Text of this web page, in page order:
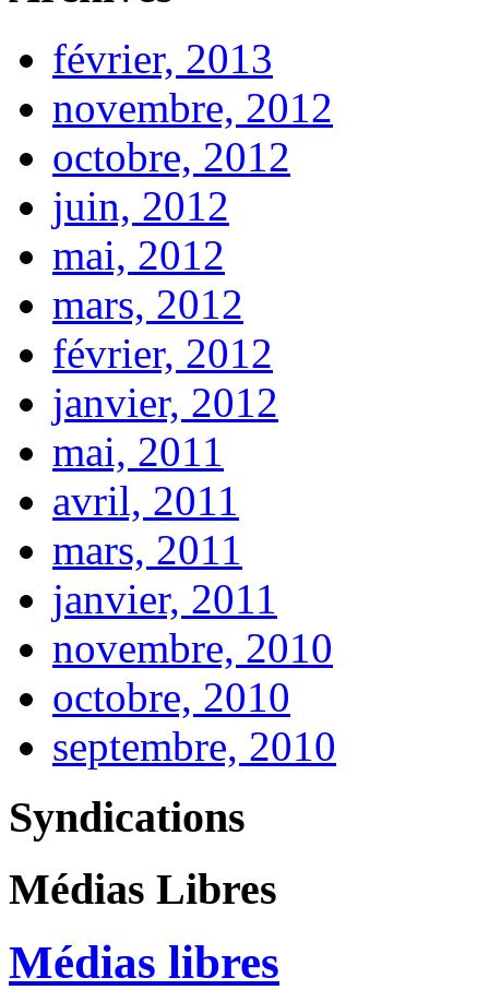
février, 2013
novembre, 2012
octobre, 2012
juin, 2012
mai, 2012
mars, 2012
février, 2012
janvier, 2012
mai, 2011
avril, 2011
mars, 2011
janvier, 2011
novembre, 2010
octobre, 2010
septembre, 2010
Syndications
Médias Libres
Médias libres